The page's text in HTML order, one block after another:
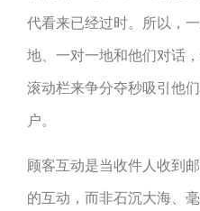
代看来已经过时。所以，
地、一对一地和他们对话
滚动栏来争分夺秒吸引他
户。
顾客互动是当收件人收到
的互动，而非石沉大海、